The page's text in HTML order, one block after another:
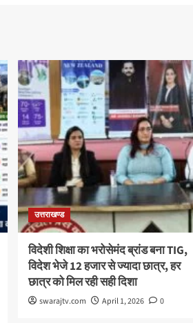
उत्तराखण्ड
विदेशी शिक्षा का भरोसेमंद ब्रांड बना TIG,
विदेश भेजे 12 हजार से ज्यादा छात्र, हर
छात्र को मिल रही सही दिशा
swarajtv.com April 1, 2026 0